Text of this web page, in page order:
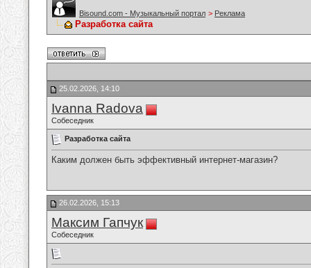
Bisound.com - Музыкальный портал > Реклама
Разработка сайта
25.02.2026, 14:10
Ivanna Radova
Собеседник
Разработка сайта
Каким должен быть эффективный интернет-магазин?
26.02.2026, 15:13
Максим Гапчук
Собеседник